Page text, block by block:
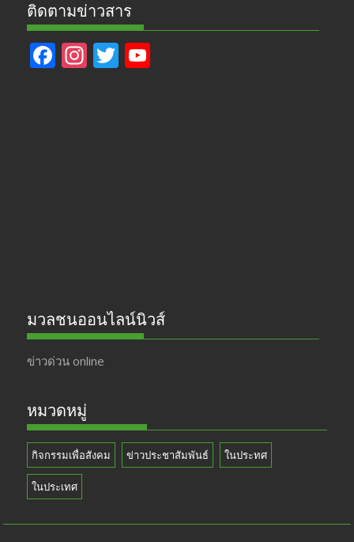
ติดตามข่าวสาร
F In T
มวลชนออนไลน์นิวส์
ข่าวด่วน online
หมวดหมู่
กิจกรรมเพื่อสังคม ข่าวประชาสัมพันธ์ ในประทศ
ในประเทศ